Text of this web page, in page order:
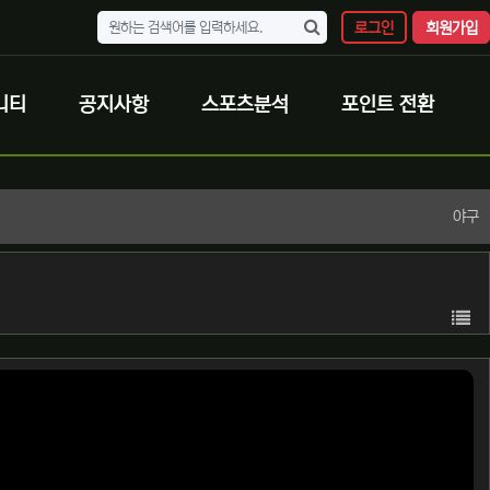
로그인 회원가입
티 공지사항 스포츠분석 포인트 전환
야구
목